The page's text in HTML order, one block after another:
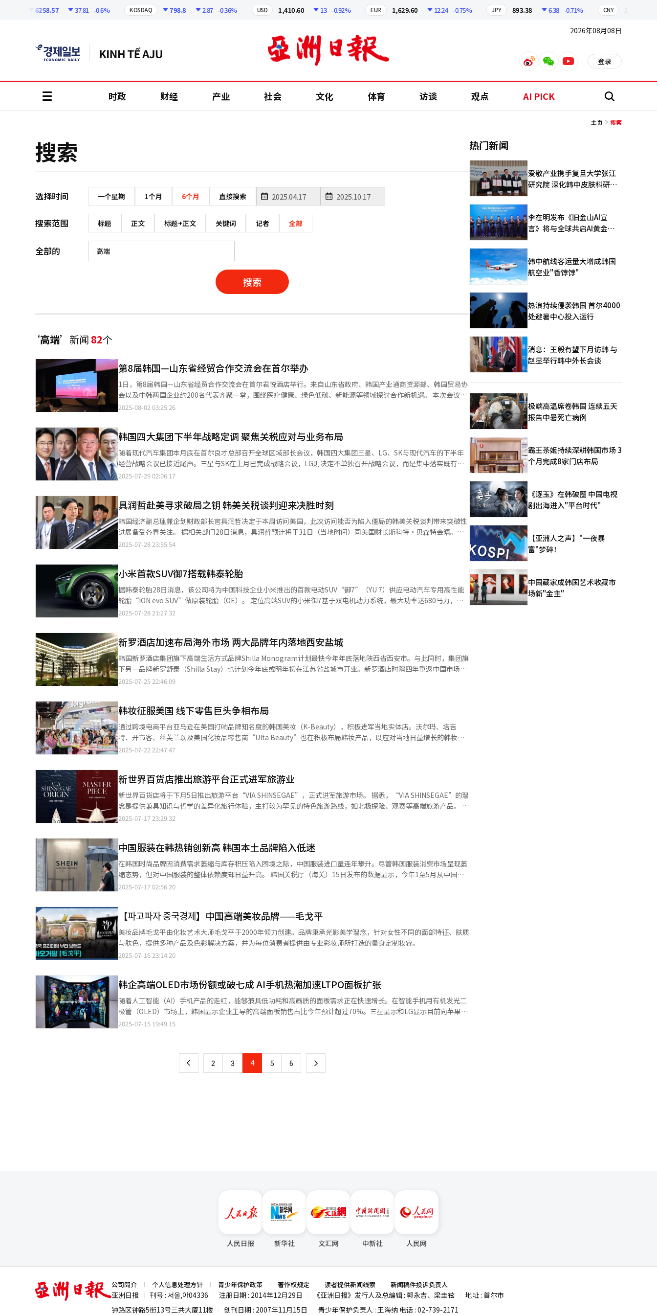
6258.57 37.81 -0.6% KOSDAQ 798.8 2.87 -0.36% USD 1,410.60 13 -0.92% EUR 1,629.60 12.24 -0.75% JPY 893.38 6.38 -0.71% CNY
2026年08月08日
weiboweixinyoutube 登录
时政 财经 产业 社会 文化 体育 访谈 观点 AI PICK 搜
主页 搜索
搜索
选择时间 一个星期 1个月 6个月 直接搜索
搜索范围 标题 正文 标题+正文 关键词 记者 全部
全部的
搜索
‘高端’ 新闻 82个
第8届韩国—山东省经贸合作交流会在首尔举办
1日，第8届韩国—山东省经贸合作交流会在首尔君悦酒店举行。来自山东省政府、韩国产业通商资源部、韩国贸易协
会以及中韩两国企业约200名代表齐聚一堂，围绕医疗健康、绿色低碳、新能源等领域探讨合作新机遇。 本次会议由
韩国产业通商资源部和山东省人民政府主办，韩国贸易协会、山东省商务厅承办。 当天，韩国产业通商资源部部长助
连续20年保持韩国第一大贸易伙伴国地位，双向投资嘉宾致辞方和企业积极探索人工智能（AI）、绿色低碳、高端制
造、生物医药、低空经济、数字经济等领域的合作新增长点。 金起铉在嘉宾致辞中表示，山东省在韩中经贸关系发展
过程中发挥了重要作用。截至2023年，已超过4400家韩国企业进入山东省，为当地经济和新就业岗位作出了贡献。
全球产业格局正在重组，韩中合作正从传统制造业向新能源、医疗健康等未来产业拓展。希望以本次会议为契机，进
一步巩固长期以来的信任与合作，共同开创互利共赢的未来。 陈平在致辞中介绍了山东经济发展的最新成果。2024
贸协定生效10周年，诚挚欢迎各界朋友到好客山东、投资山东、兴业山东，让我们携手绘就开放共赢的新蓝图。 推
介发布环节聚焦中韩医疗康养、健康产业及绿色能源合作等领域。韩亚股权投资管理（深圳）有限公司总经理柳炅 、
山东省卫健委主任马立新、DDH医疗科技株式会社总经理徐守富、威海市委常委，常务副市长李建、金伯律师事务所
碳中和与ESG研究中心副主任韩承勋，山东省财政厅副厅长陈东辉等分别推介了多项合作方案。 会议最后举行了项目
签约仪式，韩国大世株式会社，威海市文登区，韩国京东物流株式会社，威海综合保税区泓信供应链管理有限公司，
社，山东兰华集团，诺华公司，山东鑫扬吉运货运代理有限公司签署了合作备忘录（MOU），为韩中双方企业合作落
地奠定了基础。 本次交流会不仅为韩国与山东企业搭建了务实的合作平台，也为两地经贸关系注入了新的活力。与会
代表一致认为，健康产业和绿色经济将成为未来鲁韩合作的重要增长点。
2025-08-02 03:25:26
韩国四大集团下半年战略定调 聚焦关税应对与业务布局
随着现代汽车集团本月底在首尔良才总部召开全球区域部长会议，韩国四大集团三星、LG、SK与现代汽车的下半年
经营战略会议已接近尾声。三星与SK在上月已完成战略会议，LG则决定不单独召开战略会议，而是集中落实既有计
划。 四大集团今年下半年的经营战略可以归纳为应对“关税战”、强化竞争力、业务“再平衡”三大重点，包括应对
性经营环境下的应对方案。三星电子在上月17日至19日召开为期三天的全球战略会议，主要经营高层与海外法人出
席。SK则在上月13日至14日，由会长崔泰源与SUPEX追求协议会议长崔昌源等核心高层领导出席经营战略会议。 现
代汽车和起亚在本月底举行全球区域部长会议。现代与起亚目前在韩国、北美、中南美、欧洲、非洲·中东、亚太、
印度与中国等地设有区域总部。过去，现代与起亚每年定期召开上下半年共两次的总部会议，但近期通商环境剧变，
市场前景失稳，因此频繁召开紧急会议。本次会议由现代汽车全球首席运营官何塞·穆诺兹社长和起亚社长宋虎声主
税压力迫近 韩国四大集团当前最大的经营课题是应对美国的相互关税。美国早在4月初已公布该政策，但原本仅象征
性征收10%的关税，并给予过渡期。现在美国已向各国通报具体关税比例，并计划在8月1日起正式施行，对韩征收关
税预计高达25%。 三星电子与LG电子主要在墨西哥设有家电与电视生产基地，但从韩国与越南等地出口至美国的产
品也占有相当比重，因此预计会不可避免受到冲击。美国对在越南生产的产品下月起征收20%的关税。 为最小化关
税影响，两家公司计划灵活利用全球生产基地。LG电子早在关税政策公布前就已制定多种应对方案。目前，三星电子
25%的进口汽车关税。对此，现代与起亚在关税实施前已加快出货，扩大当地库存，同时提高当地生产比重。随着政
策实施已逾三个月，库存消耗殆尽，原有应对手段效力下降，亟需制定新的战略。除此以外，此次会议还计划讨论欧
洲、印度等国内外主要市场环境的变化。 ◆竞争能力升级提速 提升服务与产品竞争力也是四大集团下半年关注的重
点。三星电子负责核心事业的设备解决方案（DS）部门正在致力恢复存储芯片的竞争力。三星电子自1992年起长期
与博通的新一代AI加速器中。此后，三星计划向英伟达供货该款12层堆叠HBM3E产品，并推进第六代
HBM（HBM4）在年底前实现量产。 SK方面，面对上月爆发的SK电讯USIM信息泄露事件所带来的信任危机，经营高
层在战略会议中形成共识，认为必须从深刻反省出发，回归企业经营的本质，重建社会信任。 SK计划通过整合重叠
业务、内部化优质资产、最大化未来成长业务间的协同效应，来提升财务稳定性。主要投资方向包括以SK海力士为核
心的半导体价值链、数据中心等AI基础设施，以及能源解决方案等新兴业务。 LG今年上半年未召开战略会议，但会
期的业务组合高端化。我们无法在所有领域都做到最好，因此更应选择与集中。” 作为LG集团代表子公司的LG电子
已在今年4月退出电动汽车充电桩业务，转而聚焦核心成长动能暖通空调（HVAC）事业，并在6月收购挪威热水储能
解决方案企业OSO集团。
2025-07-29 02:06:17
具润哲赴美寻求破局之钥 韩美关税谈判迎来决胜时刻
韩国经济副总理兼企划财政部长官具润哲决定于本周访问美国，此次访问能否为陷入僵局的韩美关税谈判带来突破性
进展备受各界关注。 据相关部门28日消息，具润哲预计将于31日（当地时间）同美国财长斯科特·贝森特会晤。。
此次会晤正值美对韩征税暂缓措施即将到期的最后关头，被被视为两国长期经贸磋商进入最后冲刺阶段。此前，
项目中涵盖农产品”，引发舆论猜测，可能在被列为“红线”的部分农产品领域接受美方提出的部分条件。此外，韩
国政府考虑进一步扩大原定1000亿美元以上规模的对美投资方案。这一动向被解读为在日本政府承诺5500亿美元对
美投资以换取关税优惠的背景下，韩国为应对美方日益增长的期待而采取的重要举措。韩国政府还考虑将政策性金融
机构改革等议题纳入谈判框架，同时包括国防预算占GDP比重调整、汇率政策协调等敏感议题也有望成为此次会谈的
重要讨论内容。 分析人士指出，若25%的高额关税政策最终落地，将对韩国以出口为支柱的经济体系，尤其是制造
同比骤降与企业盈利空间持续收窄的双重压力。倘若贸易摩擦持续恶化，韩国经济可能面临指数级扩大的损失规模，
其负面影响将远超当前水平。 在当前韩国经济面临出口疲软、内需不振、经济增长率可能跌破1%的严峻形势下，此
次关税谈判的成败将对韩国经济走势产生深远影响。不过也有专家建议，与其迫于关税压力仓促达成协议，不如从战
略高度谋划更具可持续性的长期解决方案。 西江大学国际大学院教授许润（音）表示：“美方选择在关税生效前夕安
排高层会谈，显然意在向韩方施加最大压力以获取最优谈判成果。韩国政府应当充分认识到，在美方遏制中国崛起、
争取有利条件的重要筹码。”
2025-07-28 23:55:54
小米首款SUV御7搭载韩泰轮胎
据韩泰轮胎28日消息，该公司将为中国科技企业小米推出的首款电动SUV“御7”（YU 7）供应电动汽车专用高性能
轮胎“ION evo SUV”做原装轮胎（OE）。 定位高端SUV的小米御7基于双电机动力系统，最大功率达680马力，零
百加速仅需3.2秒，中国轻型汽车行驶工况续航（CLTC）最大续航里程760公里。 韩国轮胎表示，通过与小米的合作
升6%，行驶里程延长15%，具备专为电动车长途驾驶打造的核心新能。“ION evo SUV”将为小米御7提供19英寸和
20英寸两种规格的轮胎。 此前韩泰轮胎已为全球最大电动汽车比亚迪提ION系列产品，并与比亚迪和梅特赛斯·奔驰
的合资品牌腾势、以及岚图、赛力斯等本土品牌建立合作关系。 韩泰轮胎表示，今后将通过持续技术创新，进一步巩
固韩泰轮胎品牌在中国市场的高端定位，持续加强在电动汽车轮胎市场的领先地位。
2025-07-28 21:27:32
新罗酒店加速布局海外市场 两大品牌年内落地西安盐城
韩国新罗酒店集团旗下高端生活方式品牌Shilla Monogram计划最快今年年底落地陕西省西安市。与此同时，集团旗
下另一品牌新罗舒泰（Shilla Stay）也计划今年底或明年初在江苏省盐城市开业。新罗酒店时隔四年重返中国市场，
几乎同期推出两个品牌，加速拓展海外业务版图。 据酒店行业25日消息，Shilla Monogram西安酒店预计今年11月
场前15%的酒店等级。 即将在西安亮相的Shilla Monogram酒店建筑规模为地上22层、地下2层，共约260间客房，
并配备宴会厅、室内泳池、健身房、桑拿、水疗中心、自助餐厅和特色餐厅等多种设施。 西安作为中国15个新一线
城市之一，不仅具备较高的发展潜力，同时由于航班数量众多而成为重要交通枢纽，三星电子在海外唯一的存储芯片
生产基地也位于西安。新罗酒店此次进驻西安，依旧延续此前一贯的委托运营模式，即并不直接购买土地或建筑，而
是仅负责酒店的经营与管理，这种模式相比直营管理负担更小。 此外，新罗酒店还负责即将在江苏盐城开业的新罗舒
成正式合同的签订，这成为新罗舒泰品牌正式进军中国市场的标志。 江苏省是中国第二大经济体，也是韩国企业投资
最多的地区之一，当地的韩资企业数量庞大。新罗酒店计划借助新罗舒泰这一商务酒店品牌，满足当地韩企及商务出
行人士的住宿需求。 早在2006年，新罗酒店就在中国委托经营苏州金鸡湖大酒店，此后该区域整体进行城市改造，
新罗酒店最终在2021年撤出。近年来，新罗酒店不断接到来自海外企业的委托合作提案，因此开始重新评估并加快海
外市场布局。 韩国内需疲软导致免税业务持续低迷，新罗酒店正在逐步拓展业务重心至海外。继越南岘港Shilla
国、印度尼西亚等国家的10余个海外城市拓展Shilla Monogram品牌布局。
2025-07-25 22:46:09
韩妆征服美国 线下零售巨头争相布局
通过跨境电商平台亚马逊在美国打响品牌知名度的韩国美妆（K-Beauty），积极进军当地实体店。沃尔玛、塔吉
特、开市客、丝芙兰以及美国化妆品零售商“Ulta Beauty”也在积极布局韩妆产品，以应对当地日益增长的韩妆消
费需求。 据美妆业界22日消息，Ulta Beauty近期在线上与线下门店引进13个韩妆品牌，包括护肤品牌VT
Ulta Beauty还与运营“K-Beauty World”的蓝鼎国际等合作。 成立于1990年的Ulta Beauty在全美拥有1400多家
门店，与主打高端品牌的丝芙兰不同，其产品覆盖中低端至高端品牌，因此也被称为美国版 “欧利芙
洋”（OliveYoung）。去年其营收达113亿美元，销售600多个品牌的约3万种产品。据悉，Ulta Beauty会员人数达
4500万，女性消费者中Z世代（1995年至2009年出生）占近半数。 去年第二季度，“股神”沃伦·巴菲特领导的伯
克希尔·哈撒韦公司大幅减持苹果股份后，斥资2.66亿美元购入69.0106万股Ulta Beauty股票。随着美国零售商之间
增长引擎。 美国国际贸易委员会（USITC）数据显示，去年韩国对美国化妆品出口额达17.01亿美元，超越法国跃居
第一。今年上半年韩国对美化妆品出口额同比增长约18%。 韩妆产品通过TikTok与优兔（YouTube）积累人气，在
亚马逊获得高度认可，美国线下零售商也纷纷开始销售韩国化妆品。目前，塔吉特已在 1600 多家门店开设韩国美妆
专柜，并计划在年底前扩展至所有门店（1978 家）。此外，今年丝芙兰也将韩国美妆品牌系列扩充了一倍。沃尔玛
与开市客也在线下门店销售韩国化妆品。 尽管美国计划自下月1日起对韩国输美产品征收25%的关税，但化妆品行业
在考虑在美国建立生产厂。 此外，今年初欧利芙洋在美国成立分公司，目前正推进洛杉矶首家门店的开业。化妆品业
内人士表示：“虽然担忧征收关税或将导致价格提升与利润率减少，但我们希望它不会对当地的化妆品需求产生重大
影响。”
2025-07-22 22:47:47
新世界百货店推出旅游平台正式进军旅游业
新世界百货店将于下月5日推出旅游平台“VIA SHINSEGAE”，正式进军旅游市场。 据悉，“VIA SHINSEGAE”的理
念是提供兼具知识与哲学的差异化旅行体验，主打较为罕见的特色旅游路线，如北极探险、观赛等高端旅游产品。 该
平台推出的旅游产品分为“MASTERPIECE”和“ORIGIN”两个等级，涵盖四大主题。在“MASTERPIECE”等级
宾休息区。 “ORIGIN”等级客户则与前首尔峨山医院内科教授郑熙源（音）同行，在新西兰和希腊体验当地的身心
疗愈文化。该平台还与韩国国家遗产厅合作，推出走访自然遗产与名胜地的国内旅游路线。 “VIA SHINSEGAE”所
有旅游产品均配有全流程尊享服务，包括出行前的预览讲座、定制礼品、从家到机场的豪华轿车接送、协助办理登机
手续等。此外，通过“VIA SHINSEGAE”购买旅游产品的客户可获得最多100%的新世界百货VIP会员积分。 新世界
百货店早在2023年就已启动相关筹备工作。自同年成立特别工作小组（TF）以来，历经约两年时间，最终将于下月
旅游业务”，完成了制度层面布局。同年，公司还组建了约15人的专职部门，为旅游平台的运营奠定了组织基础。
业内人士分析称，“旅游+购物”的消费新模式与免税店、百货店等新世界核心业务能够实现协同效应。此外，这些
旅游产品不仅面向韩国本地游客，也为外籍游客提供多样选择，未来有望在激活韩国旅游产业方面发挥积极作用。
2025-07-17 23:29:32
中国服装在韩热销创新高 韩国本土品牌陷入低迷
在韩国时尚品牌因消费需求萎缩与库存积压陷入困境之际，中国服装进口量连年攀升。尽管韩国服装消费市场呈现萎
缩态势，但对中国服装的整体依赖度却日益升高。 韩国关税厅（海关）15日发布的数据显示，今年1至5月从中国进
口的服装金额达18.65亿美元，同比增长7.3%。中国服装进口额在2023年为43.28亿美元，2024年达到47.64亿美
速卖通、Temu、希音（Shein）等中国电商平台购买超低价服装的韩国消费者日益增多所导致的。尤其是热爱时尚
潮流、偏好低价商品的年轻群体更看好中国进口服装。 据大数据分析平台“MOBILEINDEX”近日发布的数据，
Temu自2023年进入韩国市场以来，年度交易额从227亿韩元（约合人民币1.18亿元）激增至去年的5624亿韩元。截
至今年6月，Temu的交易额已达3655亿韩元，有望超过去年总交易额。同时，主打中国服装的希音交易额为180亿
韩元，已超过去年122亿韩元。全球速卖通的交易额也从2023年的8219亿韩元增至2024年的1.3517万亿韩元，今年
质量差”的刻板印象，消费者开始购买如Shushu/Tong、MARKGONG等售价均在数十万韩元的服装。2014年在上
海创立的Shushu/Tong自去年8月入驻韩国时尚平台29CM与韩国转售平台“KREAM”以来，持续受到韩国消费者的
欢迎。 相反，韩国本土服装品牌陷入业绩承压的困境。时尚业界指出，截至今年第一季度，三星物产时尚部门、
Handsome、F&F等韩国主要时尚企业仍延续去年以来的负增长趋势。证券界表示，今年第二季度韩国时尚行业的营
业利润预计将同比下降10%至20%。
2025-07-17 02:56:20
【파고파자 중국경제】中国高端美妆品牌——毛戈平
美妆品牌毛戈平由化妆艺术大师毛戈平于2000年倾力创建。品牌秉承光影美学理念，针对女性不同的面部特征、肤质
与肤色，提供多种产品及色彩解决方案，并为每位消费者提供由专业彩妆师所打造的量身定制妆容。
2025-07-16 23:14:20
韩企高端OLED市场份额或破七成 AI手机热潮加速LTPO面板扩张
随着人工智能（AI）手机产品的走红，能够兼具低功耗和高画质的面板需求正在快速增长。在智能手机用有机发光二
极管（OLED）市场上，韩国显示企业主导的高端面板销售占比今年预计超过70%。三星显示和LG显示目前向苹果独
家供应高端面板，也成为与中国厂商竞争时扩大市场份额的良机。 市场调研机构Omdia本月14日发布报告预测，在
导的低温多晶硅（LTPS）OLED市场占比则可能从去年的39.8%降至今年的29.9%，预计2027年进一步降至19.7%，
2032年更是跌至15.1%。 LTPO OLED是在面板中搭载的薄膜晶体管（TFT）上采用LTPO材料，提升电子移动速度的
同时，防止电流泄漏的产品。过去的信息技术（IT）设备大多采用LTPS元件，但存在电流泄漏现象，导致电池消耗
业非法使用三星显示的商业机密。如果初步裁定最终确认，未来美国会禁止进口含有相关商业机密的京东方面板、模
组及其组件。业内认为，ITC的初步裁定在调查不公平贸易行为后作出，因此最终推翻初步裁定几无可能。
2025-07-15 19:49:15
上 2 3 4 5 6 下
热门新闻
爱敬产业携手复旦大学张江
研究院 深化韩中皮肤科研合
李在明发布《旧金山AI宣
言》将与全球共启AI黄金时
韩中航线客运量大增成韩国
航空业"香饽饽"
热浪持续侵袭韩国 首尔4000
处避暑中心投入运行
消息：王毅有望下月访韩 与
赵显举行韩中外长会谈
极端高温席卷韩国 连续五天
报告中暑死亡病例
霸王茶姬持续深耕韩国市场 3
个月完成8家门店布局
《逐玉》在韩破圈 中国电视
剧出海进入"平台时代"
【亚洲人之声】"一夜暴
富"梦碎！
中国藏家成韩国艺术收藏市
场新"金主"
人民日报 新华社 文汇网 中新社 人民网
亚
洲
日
公司简介 个人信息处理方针 青少年保护政策 著作权规定 读者提供新闻线索 新闻稿件投诉负责人
亚洲日报 刊号 : 서울,아04336 注册日期 : 2014年12月29日 《亚洲日报》发行人及总编辑 : 郭永吉、梁圭铉
地址 : 首尔市
钟路区钟路5街13号三共大厦11楼
创刊日期 : 2007年11月15日 青少年保护负责人 : 王海纳 电话 : 02-739-2171